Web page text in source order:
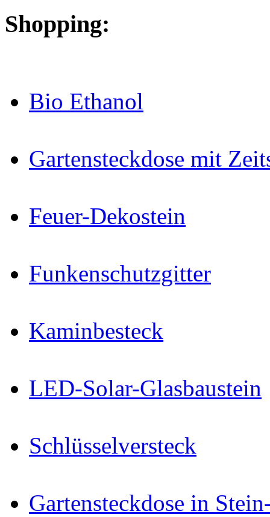
Shopping:
Bio Ethanol
Gartensteckdose mit
Feuer-Dekostein
Funkenschutzgitter
Kaminbesteck
LED-Solar-Glasbaustein
Schlüsselversteck
Gartensteckdose in